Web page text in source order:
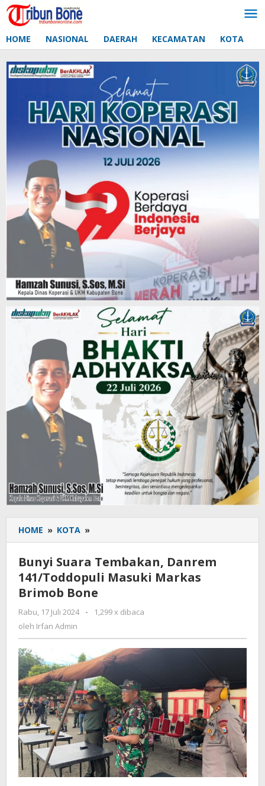
Lewati
ke
HOME NASIONAL DAERAH KECAMATAN KOTA
HOME » KOTA »
Suara
Tembakan,
Danrem
141/Toddopuli
Masuki
Brimob
Bunyi Suara Tembakan, Danrem
141/Toddopuli Masuki Markas
Brimob Bone
Rabu, 17 Juli 2024
oleh
-
1,299 x dibaca
oleh Irfan Admin